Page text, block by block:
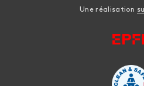
Une réalisation